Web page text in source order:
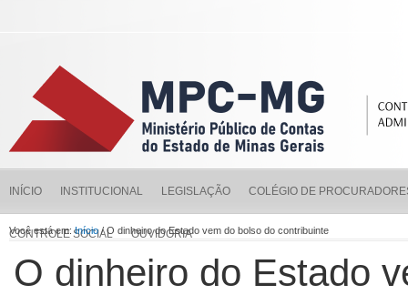
INÍCIO INSTITUCIONAL LEGISLAÇÃO COLÉGIO DE
CONTROLE SOCIAL OUVIDORIA
Você está em:Início/ O dinheiro do Estado vem do bolso do contribuinte
O dinheiro do Estado